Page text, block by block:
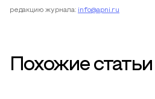
редакцию журнала: info@apni.ru
Похожие статьи